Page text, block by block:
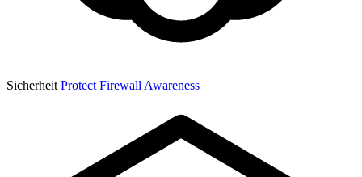
Sicherheit Protect Firewall Awareness